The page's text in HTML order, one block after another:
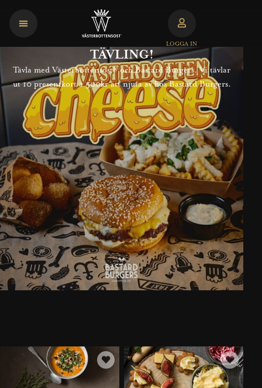
LOGGA IN
TÄVLING!
Tävla med Västerbottensost® och Bastard Burgers. Vi tävlar
ut 10 presentkort á 500kr att njuta av hos Bastard Burgers.